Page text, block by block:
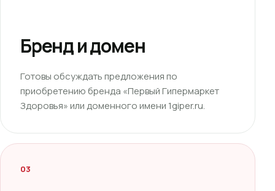
Бренд и домен
Готовы обсуждать предложения по
приобретению бренда «Первый Гипермаркет
Здоровья» или доменного имени 1giper.ru.
03